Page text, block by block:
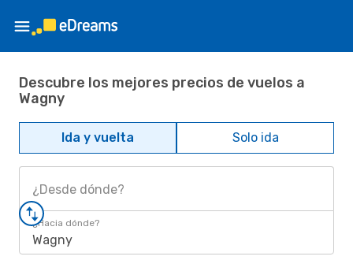
Descubre los mejores precios de vuelos a
Wagny
Ida y vuelta Solo ida
¿Desde dónde?
¿Hacia dónde?
Wagny